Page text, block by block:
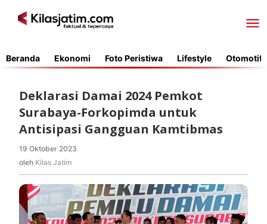
Beranda Ekonomi Foto Peristiwa Lifestyle Otomotif
Deklarasi Damai 2024 Pemkot
Surabaya-Forkopimda untuk
Antisipasi Gangguan Kamtibmas
19 Oktober 2023
oleh Kilas Jatim